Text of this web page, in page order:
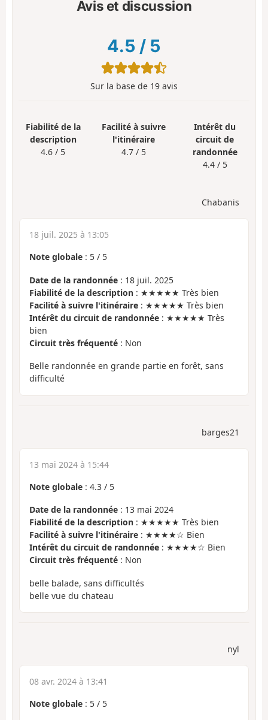
Avis et discussion
4.5 / 5
Sur la base de 19 avis
Fiabilité de la
description
4.6 / 5
Facilité à suivre
l'itinéraire
4.7 / 5
Intérêt du
circuit de
randonnée
4.4 / 5
Chabanis
18 juil. 2025 à 13:05
Note globale : 5 / 5
Date de la randonnée : 18 juil. 2025
Fiabilité de la description : ★★★★★ Très bien
Facilité à suivre l'itinéraire : ★★★★★ Très bien
Intérêt du circuit de randonnée : ★★★★★ Très
bien
Circuit très fréquenté : Non
Belle randonnée en grande partie en forêt, sans
difficulté
barges21
13 mai 2024 à 15:44
Note globale : 4.3 / 5
Date de la randonnée : 13 mai 2024
Fiabilité de la description : ★★★★★ Très bien
Facilité à suivre l'itinéraire : ★★★★☆ Bien
Intérêt du circuit de randonnée : ★★★★☆ Bien
Circuit très fréquenté : Non
belle balade, sans difficultés
belle vue du chateau
nyl
08 avr. 2024 à 13:41
Note globale : 5 / 5